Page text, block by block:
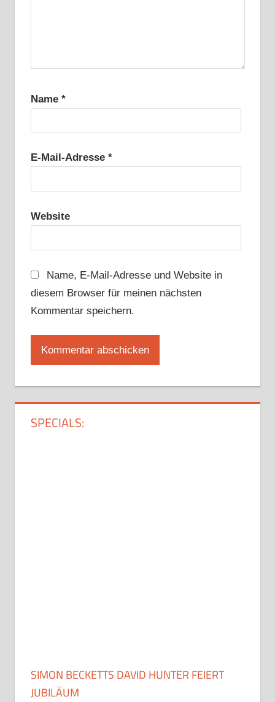
Name *
E-Mail-Adresse *
Website
Name, E-Mail-Adresse und Website in
diesem Browser für meinen nächsten
Kommentar speichern.
SPECIALS:
SIMON BECKETTS DAVID HUNTER FEIERT
JUBILÄUM